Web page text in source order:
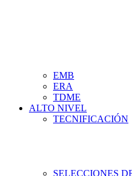
EMB
ERA
TDME
ALTO NIVEL
TECNIFICACIÓN
SELECCIONES